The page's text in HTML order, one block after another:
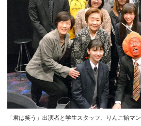
「君は笑う」出演者と学生スタッフ、りんご飴マン